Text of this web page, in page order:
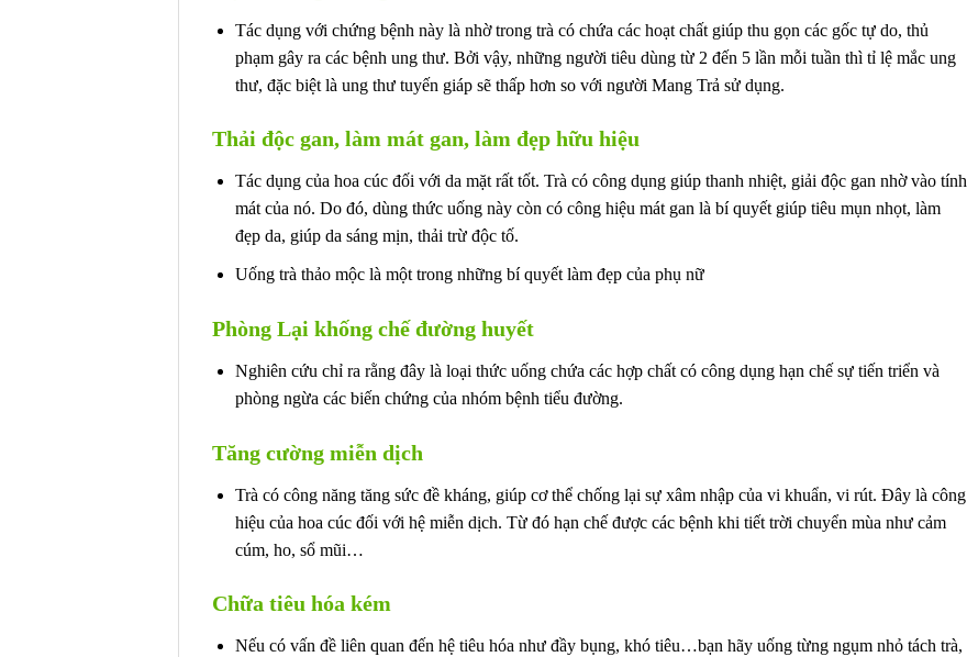
Tác dụng với chứng bệnh này là nhờ trong trà có chứa các hoạt chất giúp thu gọn các gốc tự do, thủ
phạm gây ra các bệnh ung thư. Bởi vậy, những người tiêu dùng từ 2 đến 5 lần mỗi tuần thì tỉ lệ mắc ung
thư, đặc biệt là ung thư tuyến giáp sẽ thấp hơn so với người Mang Trả sử dụng.
Thải độc gan, làm mát gan, làm đẹp hữu hiệu
Tác dụng của hoa cúc đối với da mặt rất tốt. Trà có công dụng giúp thanh nhiệt, giải độc gan nhờ vào tính
mát của nó. Do đó, dùng thức uống này còn có công hiệu mát gan là bí quyết giúp tiêu mụn nhọt, làm
đẹp da, giúp da sáng mịn, thải trừ độc tố.
Uống trà thảo mộc là một trong những bí quyết làm đẹp của phụ nữ
Phòng Lại khống chế đường huyết
Nghiên cứu chỉ ra rằng đây là loại thức uống chứa các hợp chất có công dụng hạn chế sự tiến triển và
phòng ngừa các biến chứng của nhóm bệnh tiểu đường.
Tăng cường miễn dịch
Trà có công năng tăng sức đề kháng, giúp cơ thể chống lại sự xâm nhập của vi khuẩn, vi rút. Đây là công
hiệu của hoa cúc đối với hệ miễn dịch. Từ đó hạn chế được các bệnh khi tiết trời chuyển mùa như cảm
cúm, ho, sổ mũi…
Chữa tiêu hóa kém
Nếu có vấn đề liên quan đến hệ tiêu hóa như đầy bụng, khó tiêu…bạn hãy uống từng ngụm nhỏ tách trà,